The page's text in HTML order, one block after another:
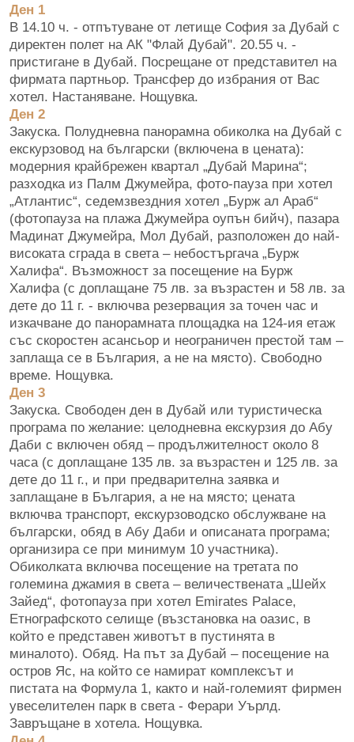
Ден 1
В 14.10 ч. - отпътуване от летище София за Дубай с
директен полет на АК "Флай Дубай". 20.55 ч. -
пристигане в Дубай. Посрещане от представител на
фирмата партньор. Трансфер до избрания от Вас
хотел. Настаняване. Нощувка.
Ден 2
Закуска. Полудневна панорамна обиколка на Дубай с
екскурзовод на български (включена в цената):
модерния крайбрежен квартал „Дубай Марина“;
разходка из Палм Джумейра, фото-пауза при хотел
„Атлантис“, седемзвездния хотел „Бурж ал Араб“
(фотопауза на плажа Джумейра оупън бийч), пазара
Мадинат Джумейра, Мол Дубай, разположен до най-
високата сграда в света – небостъргача „Бурж
Халифа“. Възможност за посещение на Бурж
Халифа (с доплащане 75 лв. за възрастен и 58 лв. за
дете до 11 г. - включва резервация за точен час и
изкачване до панорамната площадка на 124-ия етаж
със скоростен асансьор и неограничен престой там –
заплаща се в България, а не на място). Свободно
време. Нощувка.
Ден 3
Закуска. Свободен ден в Дубай или туристическа
програма по желание: целодневна екскурзия до Абу
Даби с включен обяд – продължителност около 8
часа (с доплащане 135 лв. за възрастен и 125 лв. за
дете до 11 г., и при предварителна заявка и
заплащане в България, а не на място; цената
включва транспорт, екскурзоводско обслужване на
български, обяд в Абу Даби и описаната програма;
организира се при минимум 10 участника).
Обиколката включва посещение на третата по
големина джамия в света – величествената „Шейх
Зайед“, фотопауза при хотел Emirates Palace,
Етнографското селище (възстановка на оазис, в
който е представен животът в пустинята в
миналото). Обяд. На път за Дубай – посещение на
остров Яс, на който се намират комплексът и
пистата на Формула 1, както и най-големият фирмен
увеселителен парк в света - Ферари Уърлд.
Завръщане в хотела. Нощувка.